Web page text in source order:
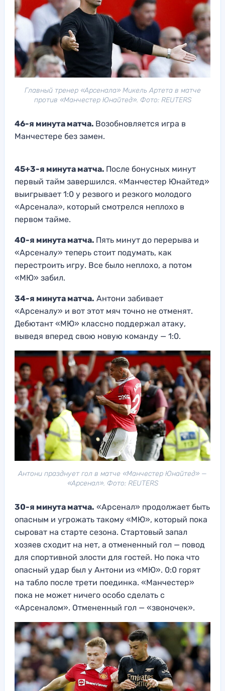
Главный тренер «Арсенала» Микель Артета в матче
против «Манчестер Юнайтед». Фото: REUTERS
46-я минута матча. Возобновляется игра в
Манчестере без замен.
45+3-я минута матча. После бонусных минут
первый тайм завершился. «Манчестер Юнайтед»
выигрывает 1:0 у резвого и резкого молодого
«Арсенала», который смотрелся неплохо в
первом тайме.
40-я минута матча. Пять минут до перерыва и
«Арсеналу» теперь стоит подумать, как
перестроить игру. Все было неплохо, а потом
«МЮ» забил.
34-я минута матча. Антони забивает
«Арсеналу» и вот этот мяч точно не отменят.
Дебютант «МЮ» классно поддержал атаку,
выведя вперед свою новую команду — 1:0.
Антони празднует гол в матче «Манчестер Юнайтед» —
«Арсенал». Фото: REUTERS
30-я минута матча. «Арсенал» продолжает быть
опасным и угрожать такому «МЮ», который пока
сыроват на старте сезона. Стартовый запал
хозяев сходит на нет, а отмененный гол — повод
для спортивной злости для гостей. Но пока что
опасный удар был у Антони из «МЮ». 0:0 горят
на табло после трети поединка. «Манчестер»
пока не может ничего особо сделать с
«Арсеналом». Отмененный гол — «звоночек».